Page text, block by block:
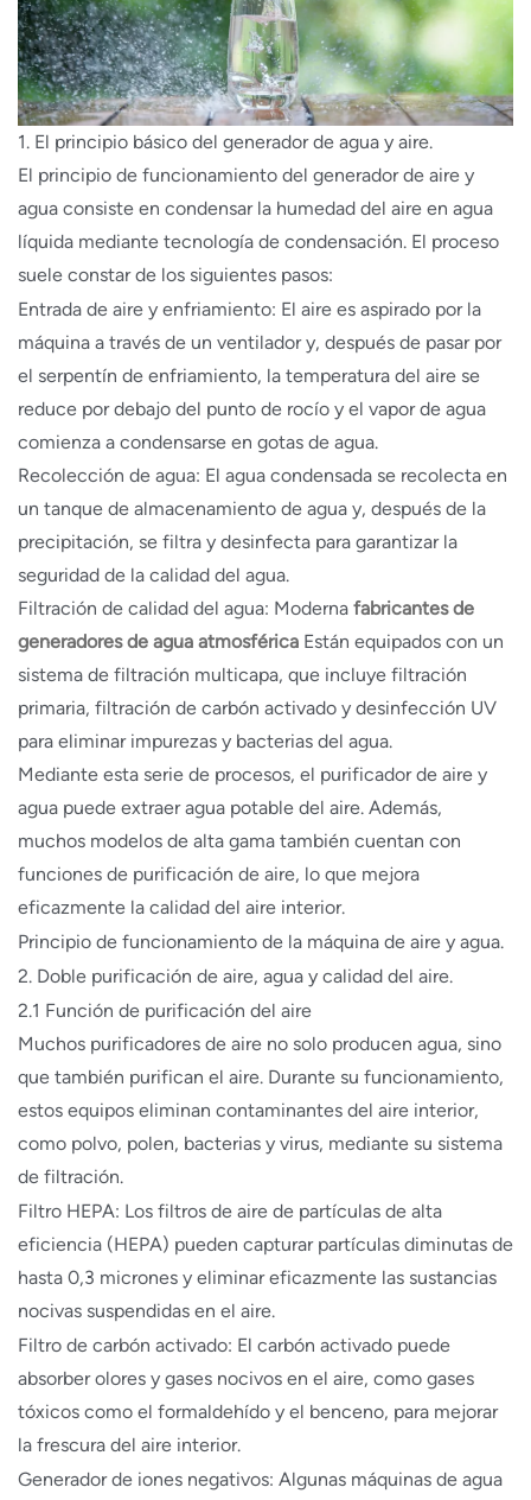
1. El principio básico del generador de agua y aire.
El principio de funcionamiento del generador de aire y
agua consiste en condensar la humedad del aire en agua
líquida mediante tecnología de condensación. El proceso
suele constar de los siguientes pasos:
Entrada de aire y enfriamiento: El aire es aspirado por la
máquina a través de un ventilador y, después de pasar por
el serpentín de enfriamiento, la temperatura del aire se
reduce por debajo del punto de rocío y el vapor de agua
comienza a condensarse en gotas de agua.
Recolección de agua: El agua condensada se recolecta en
un tanque de almacenamiento de agua y, después de la
precipitación, se filtra y desinfecta para garantizar la
seguridad de la calidad del agua.
Filtración de calidad del agua: Moderna fabricantes de
generadores de agua atmosférica Están equipados con un
sistema de filtración multicapa, que incluye filtración
primaria, filtración de carbón activado y desinfección UV
para eliminar impurezas y bacterias del agua.
Mediante esta serie de procesos, el purificador de aire y
agua puede extraer agua potable del aire. Además,
muchos modelos de alta gama también cuentan con
funciones de purificación de aire, lo que mejora
eficazmente la calidad del aire interior.
Principio de funcionamiento de la máquina de aire y agua.
2. Doble purificación de aire, agua y calidad del aire.
2.1 Función de purificación del aire
Muchos purificadores de aire no solo producen agua, sino
que también purifican el aire. Durante su funcionamiento,
estos equipos eliminan contaminantes del aire interior,
como polvo, polen, bacterias y virus, mediante su sistema
de filtración.
Filtro HEPA: Los filtros de aire de partículas de alta
eficiencia (HEPA) pueden capturar partículas diminutas de
hasta 0,3 micrones y eliminar eficazmente las sustancias
nocivas suspendidas en el aire.
Filtro de carbón activado: El carbón activado puede
absorber olores y gases nocivos en el aire, como gases
tóxicos como el formaldehído y el benceno, para mejorar
la frescura del aire interior.
Generador de iones negativos: Algunas máquinas de agua